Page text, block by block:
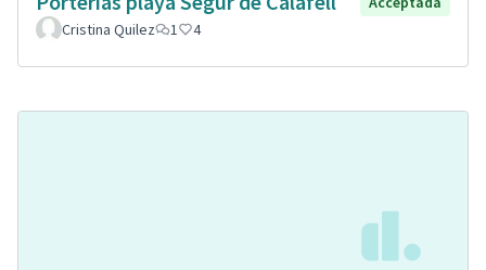
Cristina Quilez
1 4